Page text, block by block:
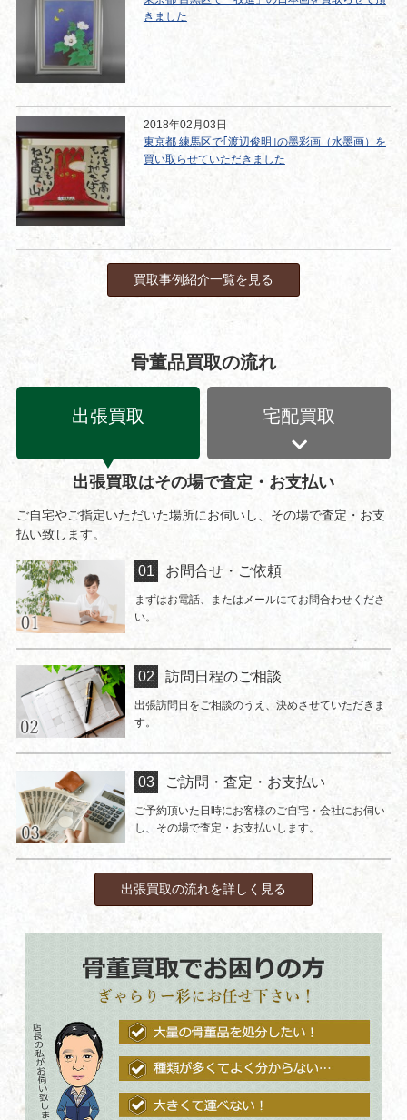
きました
2018年02月03日
東京都 練馬区で｢渡辺俊明｣の墨彩画（水墨画）を
買い取らせていただきました
買取事例紹介一覧を見る
骨董品買取の流れ
出張買取 宅配買取
出張買取はその場で査定・お支払い
ご自宅やご指定いただいた場所にお伺いし、その場で査定・お支
払い致します。
お問合せ・ご依頼
まずはお電話、またはメールにてお問合わせくださ
い。
訪問日程のご相談
出張訪問日をご相談のうえ、決めさせていただきま
す。
ご訪問・査定・お支払い
ご予約頂いた日時にお客様のご自宅・会社にお伺い
し、その場で査定・お支払いします。
出張買取の流れを詳しく見る